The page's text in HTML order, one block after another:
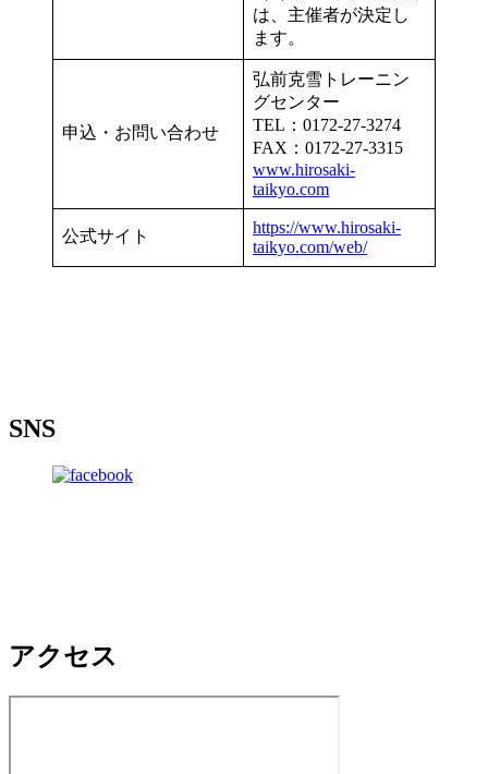
は、主催者が決定し
ます。
申込・お問い合わせ
弘前克雪トレーニン
グセンター
TEL：0172-27-3274
FAX：0172-27-3315
www.hirosaki-
taikyo.com
公式サイト
https://www.hirosaki-
taikyo.com/web/
SNS
アクセス